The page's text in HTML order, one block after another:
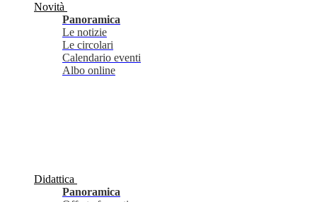
Novità
Panoramica
Le notizie
Le circolari
Calendario eventi
Albo online
Didattica
Panoramica